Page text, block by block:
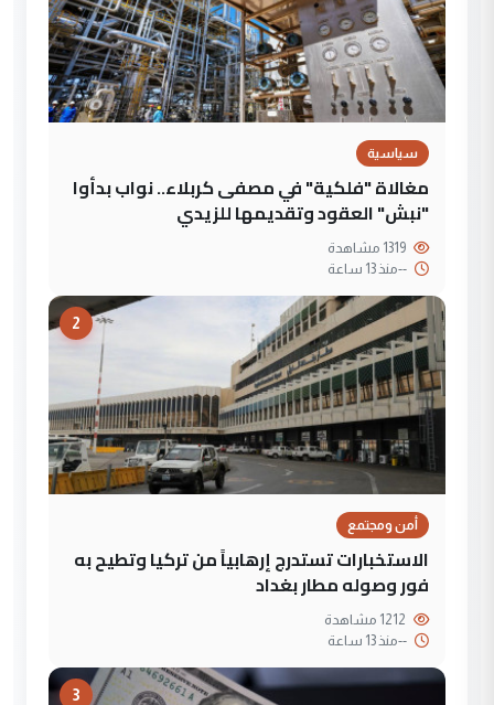
سياسية
مغالاة "فلكية" في مصفى كربلاء.. نواب بدأوا
"نبش" العقود وتقديمها للزيدي
--منذ 13 ساعة
2
أمن ومجتمع
الاستخبارات تستدرج إرهابياً من تركيا وتطيح به
فور وصوله مطار بغداد
--منذ 13 ساعة
3